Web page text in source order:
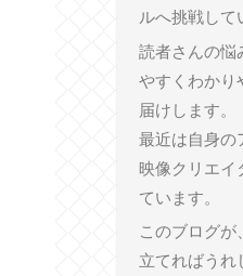
ルへ挑戦して
読者さんの悩
やすくわかり
届けします。
最近は自身の
映像クリエイ
ています。
このブログが
立てればう